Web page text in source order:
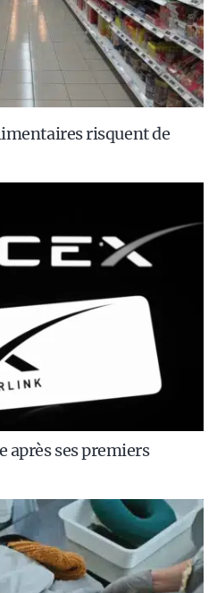
risquent de
après ses premiers